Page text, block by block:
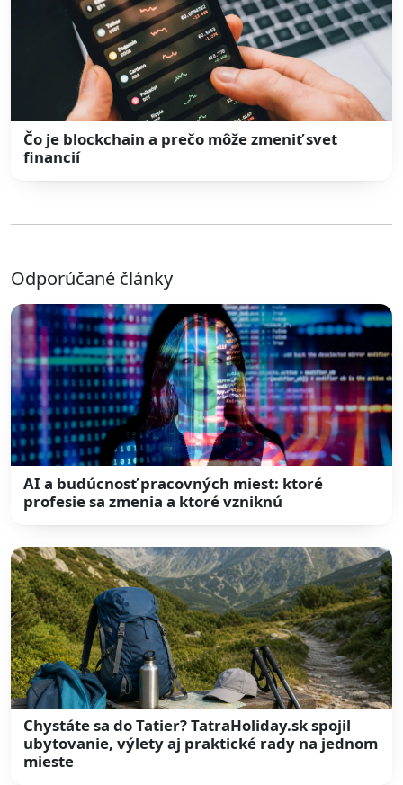
Čo je blockchain a prečo môže zmeniť svet
financií
Odporúčané články
AI a budúcnosť pracovných miest: ktoré
profesie sa zmenia a ktoré vzniknú
Chystáte sa do Tatier? TatraHoliday.sk spojil
ubytovanie, výlety aj praktické rady na jednom
mieste